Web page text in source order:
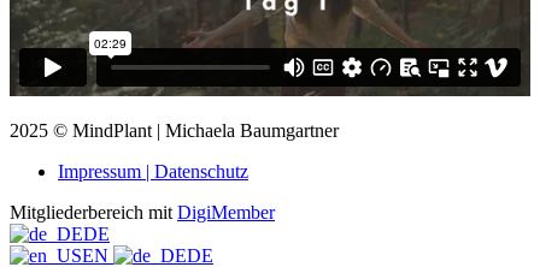
2025 © MindPlant | Michaela Baumgartner
Impressum | Datenschutz
Mitgliederbereich mit DigiMember
DE
EN
DE